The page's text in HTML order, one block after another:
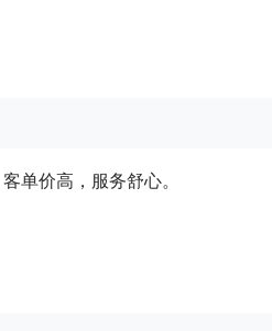
单价高，服务舒心。